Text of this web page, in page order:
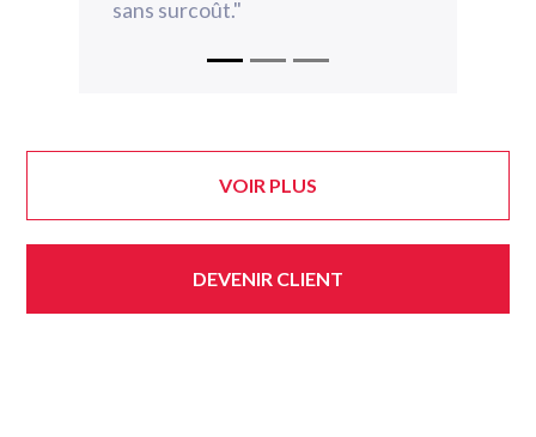
sans surcoût."
VOIR PLUS
DEVENIR CLIENT